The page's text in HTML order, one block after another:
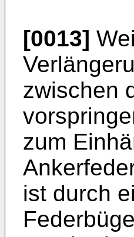
[0013]
zwischen
zum
ist durch